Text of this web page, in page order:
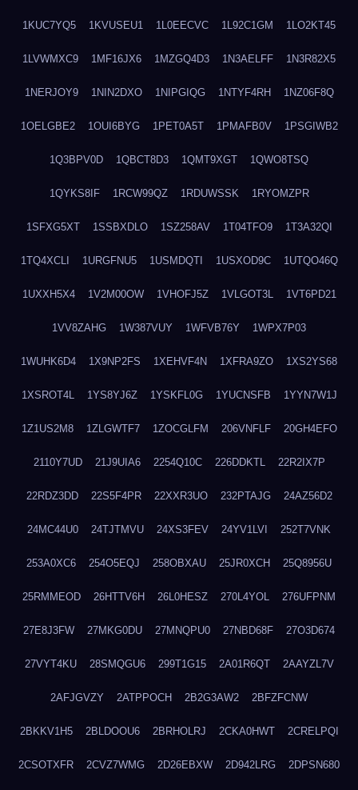
1KUC7YQ5 1KVUSEU1 1L0EECVC 1L92C1GM 1LO2KT45
1LVWMXC9 1MF16JX6 1MZGQ4D3 1N3AELFF 1N3R82X5
1NERJOY9 1NIN2DXO 1NIPGIQG 1NTYF4RH 1NZ06F8Q
1OELGBE2 1OUI6BYG 1PET0A5T 1PMAFB0V 1PSGIWB2
1Q3BPV0D 1QBCT8D3 1QMT9XGT 1QWO8TSQ
1QYKS8IF 1RCW99QZ 1RDUWSSK 1RYOMZPR
1SFXG5XT 1SSBXDLO 1SZ258AV 1T04TFO9 1T3A32QI
1TQ4XCLI 1URGFNU5 1USMDQTI 1USXOD9C 1UTQO46Q
1UXXH5X4 1V2M00OW 1VHOFJ5Z 1VLGOT3L 1VT6PD21
1VV8ZAHG 1W387VUY 1WFVB76Y 1WPX7P03
1WUHK6D4 1X9NP2FS 1XEHVF4N 1XFRA9ZO 1XS2YS68
1XSROT4L 1YS8YJ6Z 1YSKFL0G 1YUCNSFB 1YYN7W1J
1Z1US2M8 1ZLGWTF7 1ZOCGLFM 206VNFLF 20GH4EFO
2110Y7UD 21J9UIA6 2254Q10C 226DDKTL 22R2IX7P
22RDZ3DD 22S5F4PR 22XXR3UO 232PTAJG 24AZ56D2
24MC44U0 24TJTMVU 24XS3FEV 24YV1LVI 252T7VNK
253A0XC6 254O5EQJ 258OBXAU 25JR0XCH 25Q8956U
25RMMEOD 26HTTV6H 26L0HESZ 270L4YOL 276UFPNM
27E8J3FW 27MKG0DU 27MNQPU0 27NBD68F 27O3D674
27VYT4KU 28SMQGU6 299T1G15 2A01R6QT 2AAYZL7V
2AFJGVZY 2ATPPOCH 2B2G3AW2 2BFZFCNW
2BKKV1H5 2BLDOOU6 2BRHOLRJ 2CKA0HWT 2CRELPQI
2CSOTXFR 2CVZ7WMG 2D26EBXW 2D942LRG 2DPSN680